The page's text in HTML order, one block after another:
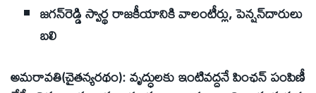
జగన్‌రెడ్డి స్వార్థ రాజకీయానికి వాలంటీర్లు, పెన్షన్‌దారులు
బలి
అమరావతి(చైతన్యరథం): వృద్ధులకు ఇంటివద్దనే పింఛన్‌ పంపిణీ